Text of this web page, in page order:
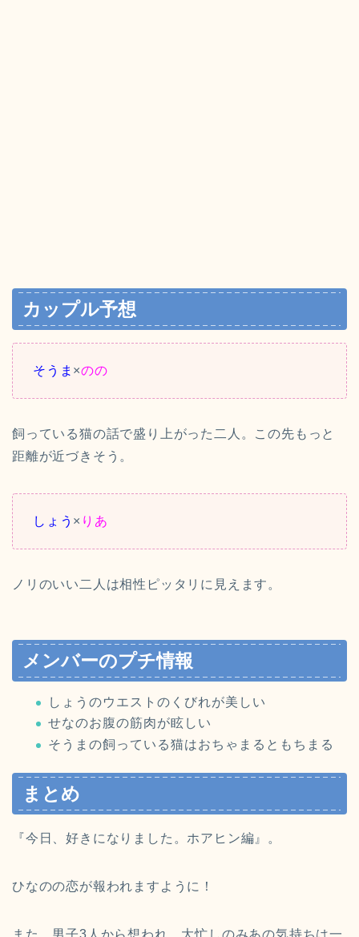
カップル予想
そうま ×のの
飼っている猫の話で盛り上がった二人。この先もっと
距離が近づきそう。
しょう × りあ
ノリのいい二人は相性ピッタリに見えます。
メンバーのプチ情報
しょうのウエストのくびれが美しい
せなのお腹の筋肉が眩しい
そうまの飼っている猫はおちゃまるともちまる
まとめ
『今日、好きになりました。ホアヒン編』。
ひなのの恋が報われますように！
また、男子3人から想われ、大忙しのみあの気持ちは一